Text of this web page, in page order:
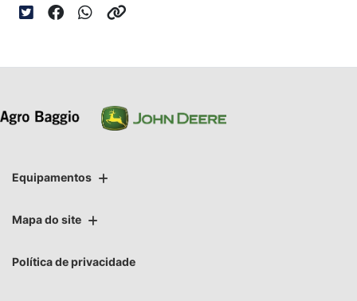
Equipamentos
Mapa do site
Política de privacidade